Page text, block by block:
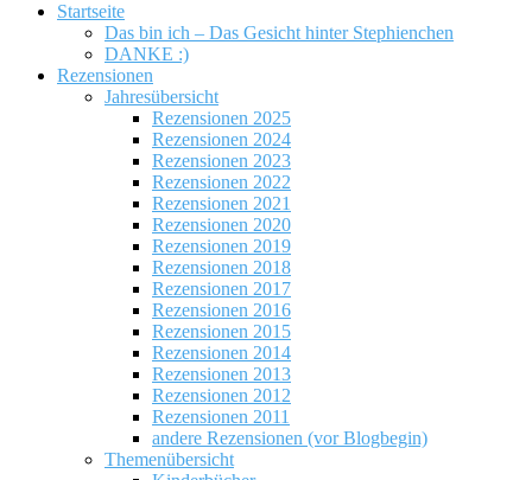
Startseite
Das bin ich – Das Gesicht hinter Stephienchen
DANKE :)
Rezensionen
Jahresübersicht
Rezensionen 2025
Rezensionen 2024
Rezensionen 2023
Rezensionen 2022
Rezensionen 2021
Rezensionen 2020
Rezensionen 2019
Rezensionen 2018
Rezensionen 2017
Rezensionen 2016
Rezensionen 2015
Rezensionen 2014
Rezensionen 2013
Rezensionen 2012
Rezensionen 2011
andere Rezensionen (vor Blogbegin)
Themenübersicht